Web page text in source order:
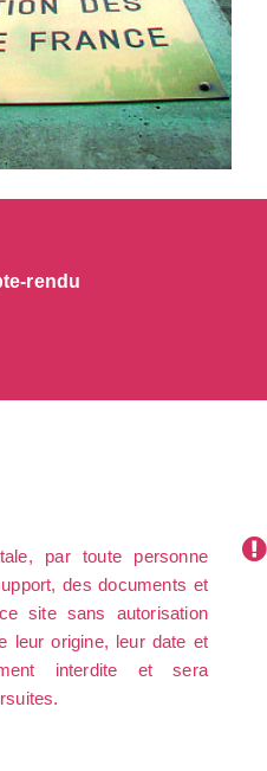
rendu
par toute personne
des documents et
site sans autorisation
leur origine, leur date et
interdite et sera